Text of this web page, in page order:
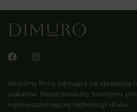
Jesteśmy firmą zajmującą się sprzedażą
plakatów. Nasze produkty tworzymy
najnowocześniejszej technologii druku.